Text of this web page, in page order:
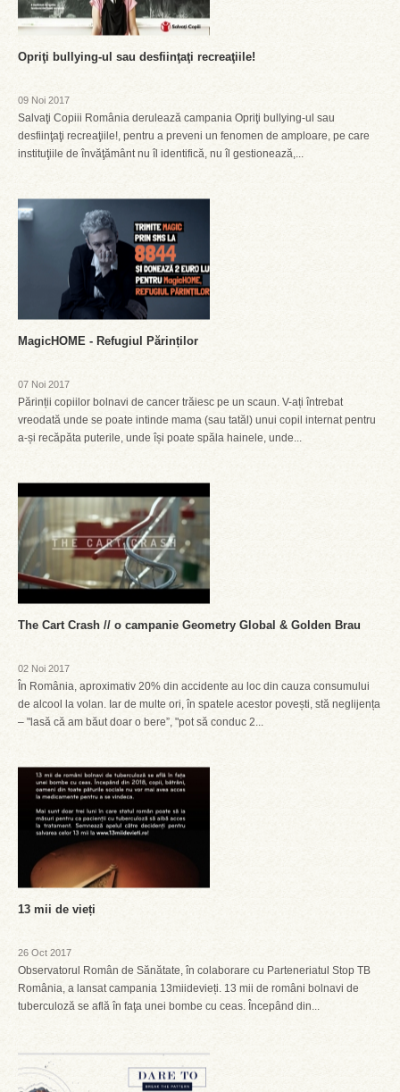
Opriţi bullying-ul sau desfiinţaţi recreaţiile!
09 Noi 2017
Salvaţi Copiii România derulează campania Opriţi bullying-ul sau
desfiinţaţi recreaţiile!, pentru a preveni un fenomen de amploare, pe care
instituţiile de învăţământ nu îl identifică, nu îl gestionează,...
MagicHOME - Refugiul Părinților
07 Noi 2017
Părinții copiilor bolnavi de cancer trăiesc pe un scaun. V-ați întrebat
vreodată unde se poate intinde mama (sau tatăl) unui copil internat pentru
a-și recăpăta puterile, unde își poate spăla hainele, unde...
The Cart Crash // o campanie Geometry Global & Golden Brau
02 Noi 2017
În România, aproximativ 20% din accidente au loc din cauza consumului
de alcool la volan. Iar de multe ori, în spatele acestor povești, stă neglijența
– "lasă că am băut doar o bere”, "pot să conduc 2...
13 mii de vieți
26 Oct 2017
Observatorul Român de Sănătate, în colaborare cu Parteneriatul Stop TB
România, a lansat campania 13miidevieți. 13 mii de români bolnavi de
tuberculoză se află în faţa unei bombe cu ceas. Începând din...